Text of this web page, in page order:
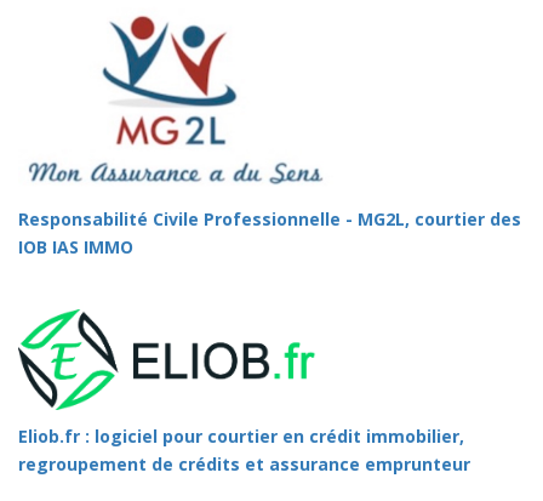
Responsabilité Civile Professionnelle - MG2L, courtier des
IOB IAS IMMO
Eliob.fr : logiciel pour courtier en crédit immobilier,
regroupement de crédits et assurance emprunteur